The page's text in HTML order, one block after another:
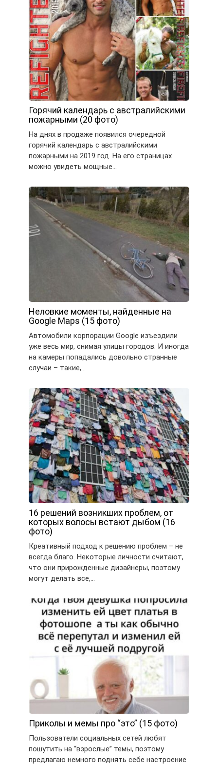
Горячий календарь с австралийскими
пожарными (20 фото)
На днях в продаже появился очередной
горячий календарь с австралийскими
пожарными на 2019 год. На его страницах
можно увидеть мощные…
Неловкие моменты, найденные на
Google Maps (15 фото)
Автомобили корпорации Google изъездили
уже весь мир, снимая улицы городов. И иногда
на камеры попадались довольно странные
случаи – такие,…
16 решений возникших проблем, от
которых волосы встают дыбом (16
фото)
Креативный подход к решению проблем – не
всегда благо. Некоторые личности считают,
что они прирожденные дизайнеры, поэтому
могут делать все,…
Приколы и мемы про “это” (15 фото)
Пользователи социальных сетей любят
пошутить на “взрослые” темы, поэтому
предлагаю немного поднять себе настроение